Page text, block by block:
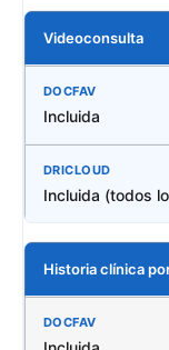
Videoconsulta
Incluida
Incluida (todos
Historia clínica